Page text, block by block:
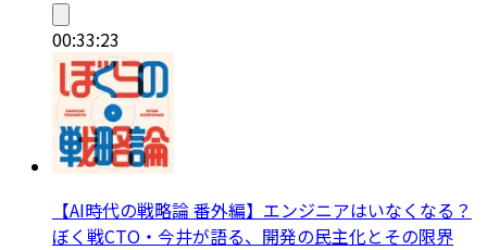
00:33:23
【AI時代の戦略論 番外編】エンジニアはいなくなる？
ぼく戦CTO・今井が語る、開発の民主化とその限界